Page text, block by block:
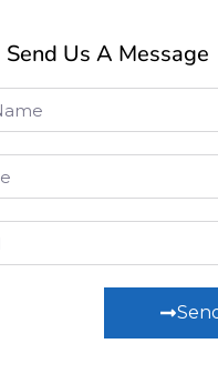
Send Us A Message